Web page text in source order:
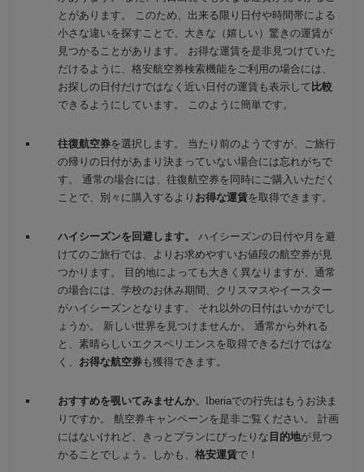
とがあります。 このため、出来る限り日付や時間帯による
小さな違いを探すことで、大きな（嬉しい）驚きの運賃が
見つかることがあります。 お得な運賃を是非見つけていた
だけるように、格安航空券検索機能をご利用の場合には、
お探しの日付だけではなく近い日付の運賃も表示して 比較
できるようにしています。 このように簡単です。
往復航空券を選択します。 当たり前のようですが、ご旅行
の帰りの日付があまり決まっていない場合には忘れがちで
す。 通常の場合には、往復航空券を同時にご購入いただく
ことで、別々に購入するより お得な運賃を取得できます。
ハイシーズンを回避します。 ハイシーズンの日付や月を避
けてのご旅行では、よりお求めやすいお値段の航空券が見
つかります。 目的地によっても大きく異なりますが、通常
の場合には、学校のお休み期間、クリスマスやイースター
がハイシーズンとなります。 それ以外の日付はいかがでし
ょうか。 新しい世界を見つけませんか。 通常から外れる
と、素晴らしいエクスペリエンスを取得できるだけではな
く、 お得な航空券も獲得できます。
おすすめを覗いてみませんか。Iberiaでの行先はもうお決ま
りですか。 航空券キャンペーンを是非ご覧ください。 計画
にはないけれど、きっとプランにぴったりな 目的地が見つ
かることでしょう。しかも、 格安運賃で！